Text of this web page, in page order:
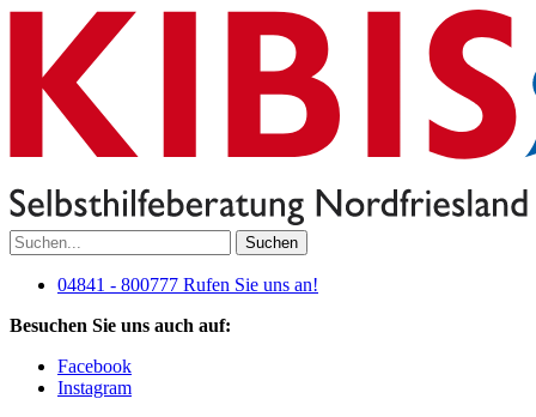
Suchen
04841 - 800777 Rufen Sie uns an!
Besuchen Sie uns auch auf:
Facebook
Instagram